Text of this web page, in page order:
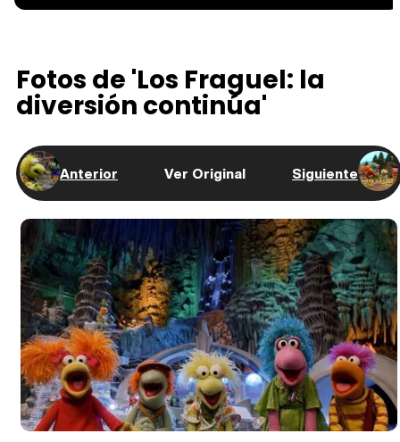
Fotos de 'Los Fraguel: la
diversión continúa'
Anterior Ver Original Siguiente